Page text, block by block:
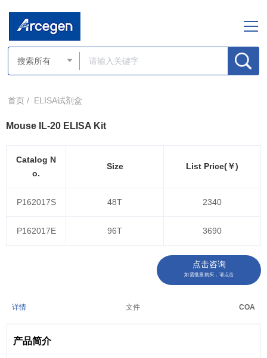
首页 / ELISA试剂盒
Mouse IL-20 ELISA Kit
Catalog N
o.
Size List Price(￥)
P162017S 48T 2340
P162017E 96T 3690
点击咨询
如需批量购买，请点击
详情 文件 COA
产品简介